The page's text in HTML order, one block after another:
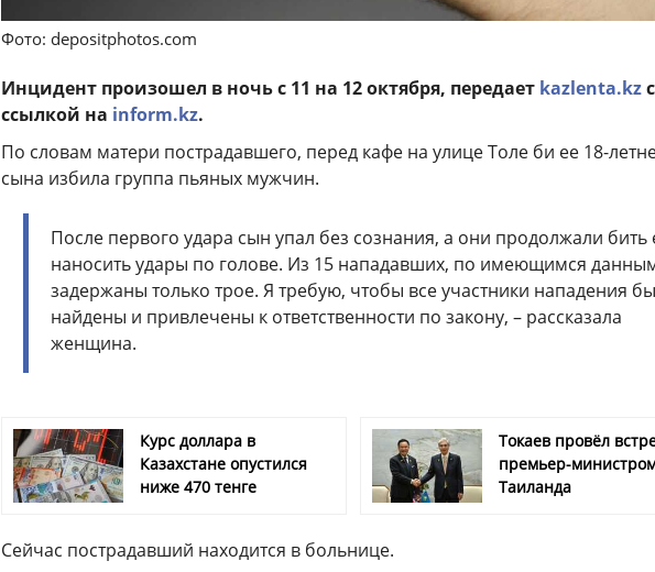
Фото: depositphotos.com
Инцидент произошел в ночь с 11 на 12 октября, передает kazlenta.kz
ссылкой на inform.kz.
По словам матери пострадавшего, перед кафе на улице Толе би ее 18-
сына избила группа пьяных мужчин.
После первого удара сын упал без сознания, а они продолжали бить
наносить удары по голове. Из 15 нападавших, по имеющимся
задержаны только трое. Я требую, чтобы все участники нападения
найдены и привлечены к ответственности по закону, – рассказала
женщина.
Курс доллара в
Казахстане опустился
ниже 470 тенге
Токаев провёл
премьер-
Таиланда
Сейчас пострадавший находится в больнице.